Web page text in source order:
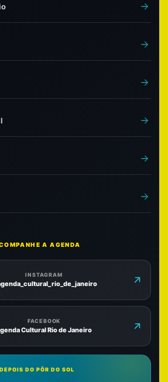
A AGENDA
INSTAGRAM
FACEBOOK
Cultural Rio de Janeiro
DEPOIS DO PÔR DO SOL